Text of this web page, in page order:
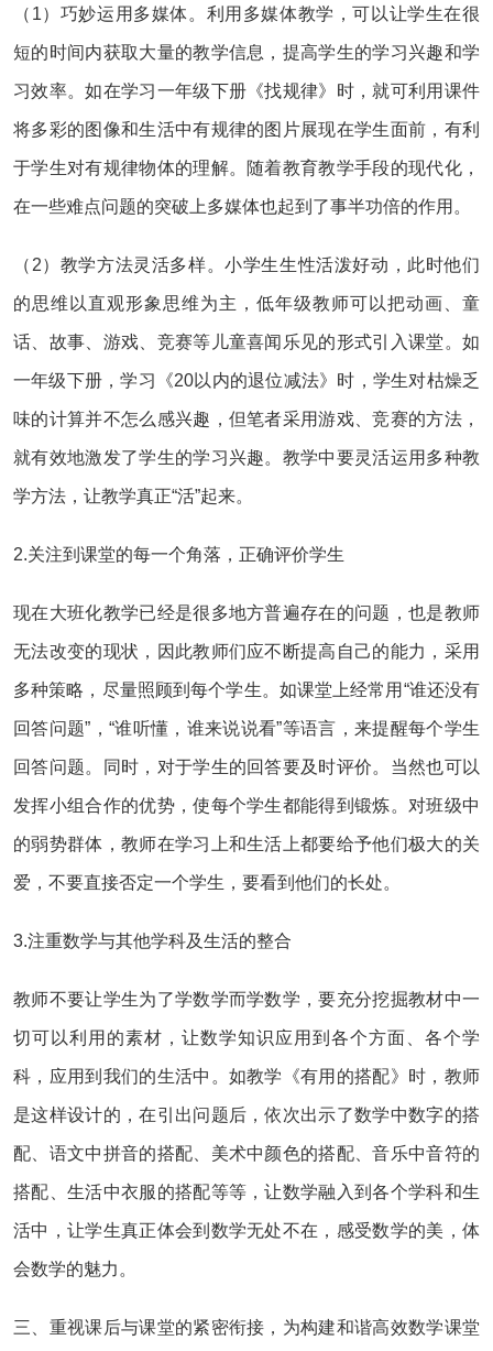
（1）巧妙运用多媒体。利用多媒体教学，可以让学生在很
短的时间内获取大量的教学信息，提高学生的学习兴趣和学
习效率。如在学习一年级下册《找规律》时，就可利用课件
将多彩的图像和生活中有规律的图片展现在学生面前，有利
于学生对有规律物体的理解。随着教育教学手段的现代化，
在一些难点问题的突破上多媒体也起到了事半功倍的作用。
（2）教学方法灵活多样。小学生生性活泼好动，此时他们
的思维以直观形象思维为主，低年级教师可以把动画、童
话、故事、游戏、竞赛等儿童喜闻乐见的形式引入课堂。如
一年级下册，学习《20以内的退位减法》时，学生对枯燥乏
味的计算并不怎么感兴趣，但笔者采用游戏、竞赛的方法，
就有效地激发了学生的学习兴趣。教学中要灵活运用多种教
学方法，让教学真正“活”起来。
2.关注到课堂的每一个角落，正确评价学生
现在大班化教学已经是很多地方普遍存在的问题，也是教师
无法改变的现状，因此教师们应不断提高自己的能力，采用
多种策略，尽量照顾到每个学生。如课堂上经常用“谁还没有
回答问题”，“谁听懂，谁来说说看”等语言，来提醒每个学生
回答问题。同时，对于学生的回答要及时评价。当然也可以
发挥小组合作的优势，使每个学生都能得到锻炼。对班级中
的弱势群体，教师在学习上和生活上都要给予他们极大的关
爱，不要直接否定一个学生，要看到他们的长处。
3.注重数学与其他学科及生活的整合
教师不要让学生为了学数学而学数学，要充分挖掘教材中一
切可以利用的素材，让数学知识应用到各个方面、各个学
科，应用到我们的生活中。如教学《有用的搭配》时，教师
是这样设计的，在引出问题后，依次出示了数学中数字的搭
配、语文中拼音的搭配、美术中颜色的搭配、音乐中音符的
搭配、生活中衣服的搭配等等，让数学融入到各个学科和生
活中，让学生真正体会到数学无处不在，感受数学的美，体
会数学的魅力。
三、重视课后与课堂的紧密衔接，为构建和谐高效数学课堂